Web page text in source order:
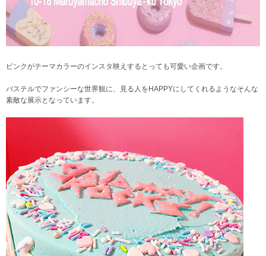
ピンクがテーマカラーのインスタ映えするとっても可愛い企画です。
パステルでファンシーな世界観に、見る人をHAPPYにしてくれるようなそんな
素敵な展示となっています。